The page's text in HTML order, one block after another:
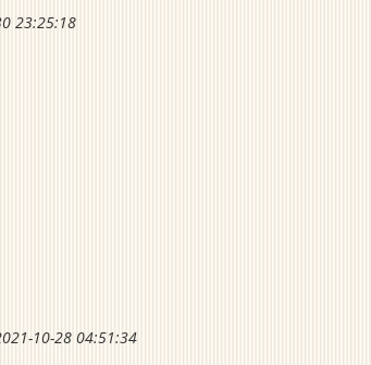
23:25:18
10-28 04:51:34